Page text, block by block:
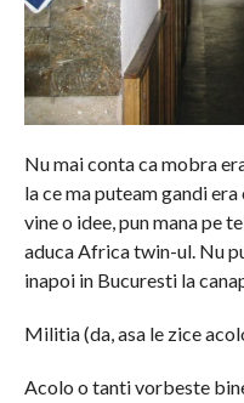
Nu mai conta ca mobra
la ce ma puteam gandi
vine o idee, pun mana pe
aduca Africa twin-ul. Nu
inapoi in Bucuresti la
Militia (da, asa le zice
Acolo o tanti vorbeste